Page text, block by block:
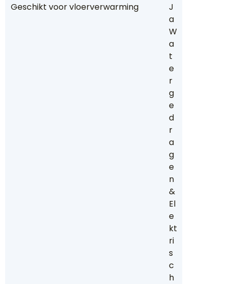
Geschikt voor vloerverwarming
J
a
W
a
t
e
r
g
e
d
r
a
g
e
n
&
El
e
kt
ri
s
c
h